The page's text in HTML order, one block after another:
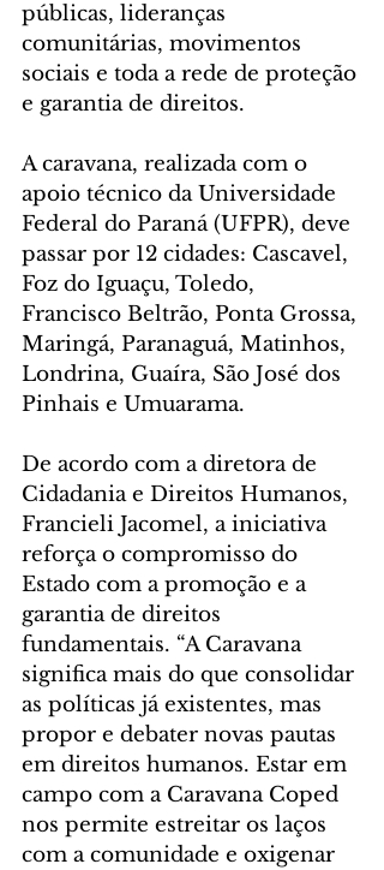
públicas, lideranças
comunitárias, movimentos
sociais e toda a rede de proteção
e garantia de direitos.
A caravana, realizada com o
apoio técnico da Universidade
Federal do Paraná (UFPR), deve
passar por 12 cidades: Cascavel,
Foz do Iguaçu, Toledo,
Francisco Beltrão, Ponta Grossa,
Maringá, Paranaguá, Matinhos,
Londrina, Guaíra, São José dos
Pinhais e Umuarama.
De acordo com a diretora de
Cidadania e Direitos Humanos,
Francieli Jacomel, a iniciativa
reforça o compromisso do
Estado com a promoção e a
garantia de direitos
fundamentais. “A Caravana
significa mais do que consolidar
as políticas já existentes, mas
propor e debater novas pautas
em direitos humanos. Estar em
campo com a Caravana Coped
nos permite estreitar os laços
com a comunidade e oxigenar